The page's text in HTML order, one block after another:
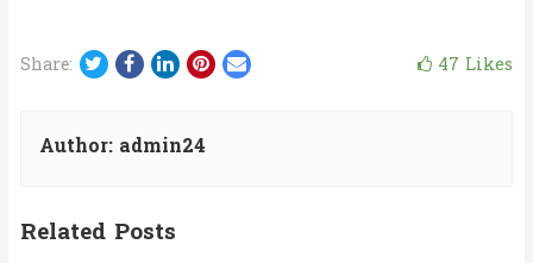
Share: Twitter
Facebook
LinkedIn
Pinterest
Email 47 Likes
Author: admin24
Related Posts